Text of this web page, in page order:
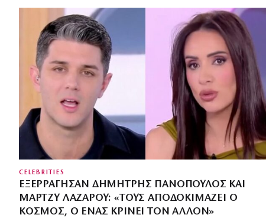
CELEBRITIES
ΕΞΕΡΡΆΓΗΣΑΝ ΔΗΜΉΤΡΗΣ ΠΑΝΌΠΟΥΛΟΣ ΚΑΙ
ΜΆΡΤΖΥ ΛΑΖΆΡΟΥ: «ΤΟΥΣ ΑΠΟΔΟΚΙΜΆΖΕΙ Ο
ΚΌΣΜΟΣ, Ο ΈΝΑΣ ΚΡΊΝΕΙ ΤΟΝ ΆΛΛΟΝ»